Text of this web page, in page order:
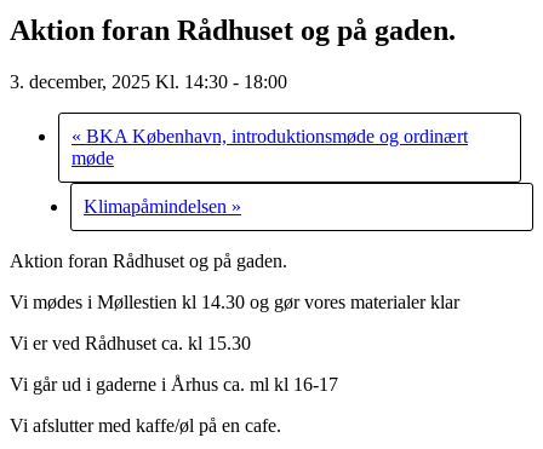
Aktion foran Rådhuset og på gaden.
3. december, 2025 Kl. 14:30 - 18:00
« BKA København, introduktionsmøde og ordinært
møde
Klimapåmindelsen »
Aktion foran Rådhuset og på gaden.
Vi mødes i Møllestien kl 14.30 og gør vores materialer klar
Vi er ved Rådhuset ca. kl 15.30
Vi går ud i gaderne i Århus ca. ml kl 16-17
Vi afslutter med kaffe/øl på en cafe.